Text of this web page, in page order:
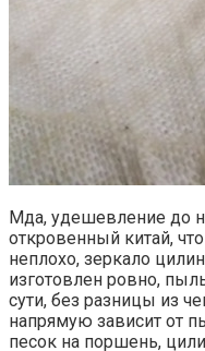
Мда, удешевление до
откровенный китай,
неплохо, зеркало
изготовлен ровно,
сути, без разницы из
напрямую зависит от
песок на поршень,